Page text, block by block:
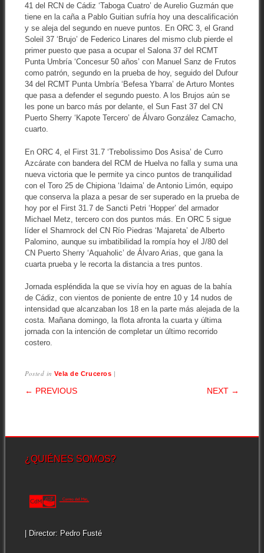
41 del RCN de Cádiz ‘Taboga Cuatro’ de Aurelio Guzmán que
tiene en la caña a Pablo Guitian sufría hoy una descalificación
y se aleja del segundo en nueve puntos. En ORC 3, el Grand
Soleil 37 ‘Brujo’ de Federico Linares del mismo club pierde el
primer puesto que pasa a ocupar el Salona 37 del RCMT
Punta Umbría ‘Concesur 50 años’ con Manuel Sanz de Frutos
como patrón, segundo en la prueba de hoy, seguido del Dufour
34 del RCMT Punta Umbría ‘Befesa Ybarra’ de Arturo Montes
que pasa a defender el segundo puesto. A los Brujos aún se
les pone un barco más por delante, el Sun Fast 37 del CN
Puerto Sherry ‘Kapote Tercero’ de Álvaro González Camacho,
cuarto.
En ORC 4, el First 31.7 ‘Trebolissimo Dos Asisa’ de Curro
Azcárate con bandera del RCM de Huelva no falla y suma una
nueva victoria que le permite ya cinco puntos de tranquilidad
con el Toro 25 de Chipiona ‘Idaima’ de Antonio Limón, equipo
que conserva la plaza a pesar de ser superado en la prueba de
hoy por el First 31.7 de Sancti Petri ‘Hopper’ del armador
Michael Metz, tercero con dos puntos más. En ORC 5 sigue
líder el Shamrock del CN Río Piedras ‘Majareta’ de Alberto
Palomino, aunque su imbatibilidad la rompía hoy el J/80 del
CN Puerto Sherry ‘Aquaholic’ de Álvaro Arias, que gana la
cuarta prueba y le recorta la distancia a tres puntos.
Jornada espléndida la que se vivía hoy en aguas de la bahía
de Cádiz, con vientos de poniente de entre 10 y 14 nudos de
intensidad que alcanzaban los 18 en la parte más alejada de la
costa. Mañana domingo, la flota afronta la cuarta y última
jornada con la intención de completar un último recorrido
costero.
Posted inVela de Cruceros |
POST NAVIGATION
← PREVIOUS NEXT →
¿QUIÉNES SOMOS?
| Director: Pedro Fusté